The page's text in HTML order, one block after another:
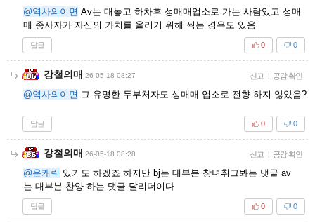
@역사의이면 Av는 대놓고 하차후 성매매업소로 가는 사람있고 성매
매 종사자가 자신의 가치를 올리기 위해 찍는 경우도 있음
답글 0
0
강철의매 26-05-18 08:27 신고 | 공감 확인
@역사의이면 그 유명한 두부처자도 성매매 업소로 전향 하지 않았음?
답글 0
0
강철의매 26-05-18 08:28 신고 | 공감 확인
@온캐릭 있기도 하겠죠 하지만 bj는 대부분 창녀취그봐는 댓글 av
는 대부분 찬양 하는 댓글 달리더이다
답글 0
0